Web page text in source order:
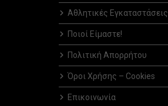
Αθλητικές Εγκαταστάσεις
Ποιοί Είμαστε!
Πολιτική Απορρήτου
Όροι Χρήσης – Cookies
Επικοινωνία